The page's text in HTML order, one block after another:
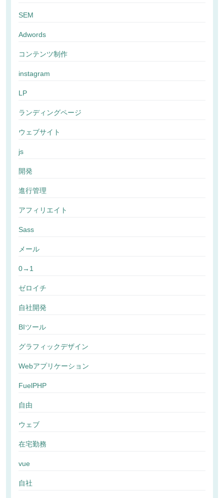
SEM
Adwords
コンテンツ制作
instagram
LP
ランディングページ
ウェブサイト
js
開発
進行管理
アフィリエイト
Sass
メール
0→1
ゼロイチ
自社開発
BIツール
グラフィックデザイン
Webアプリケーション
FuelPHP
自由
ウェブ
在宅勤務
vue
自社